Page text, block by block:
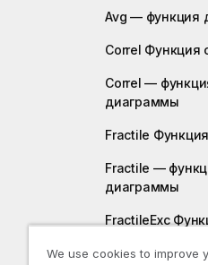
Avg — функция
Correl Функция
Correl —
диаграммы
Fractile
Fractile —
диаграммы
FractileExc
We use cookies to improve